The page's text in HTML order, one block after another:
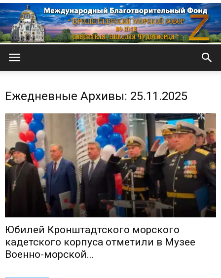
собор
Ежедневные Архивы: 25.11.2025
Юбилей Кронштадтского морского
кадетского корпуса отметили в Музее
Военно-морской...